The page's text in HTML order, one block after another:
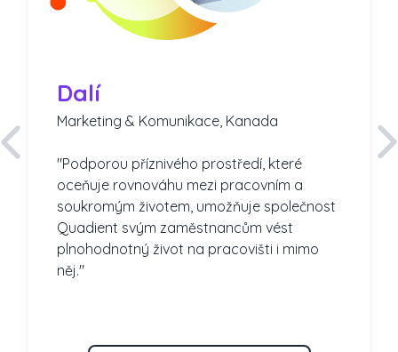
Dalí
Marketing & Komunikace, Kanada
"Podporou příznivého prostředí, které
oceňuje rovnováhu mezi pracovním a
soukromým životem, umožňuje společnost
Quadient svým zaměstnancům vést
plnohodnotný život na pracovišti i mimo
něj."